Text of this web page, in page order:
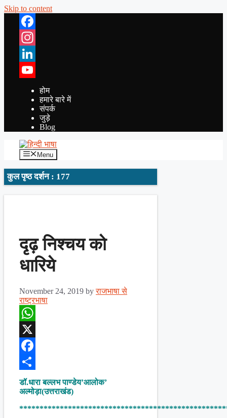
Skip to content
Facebook
Instagram
LinkedIn
YouTube
होम
हमारे बारे में
संपर्क
जुड़े
Blog
Menu
कुल पृष्ठ दर्शन : 177
दृढ़ निश्चय को
धारिये
November 24, 2019 byराजभाषा से
राष्ट्रभाषा
WhatsApp
X
Facebook
Share
डॉ.धारा बल्लभ पाण्डेय’आलोक’
अल्मोड़ा(उत्तराखंड)